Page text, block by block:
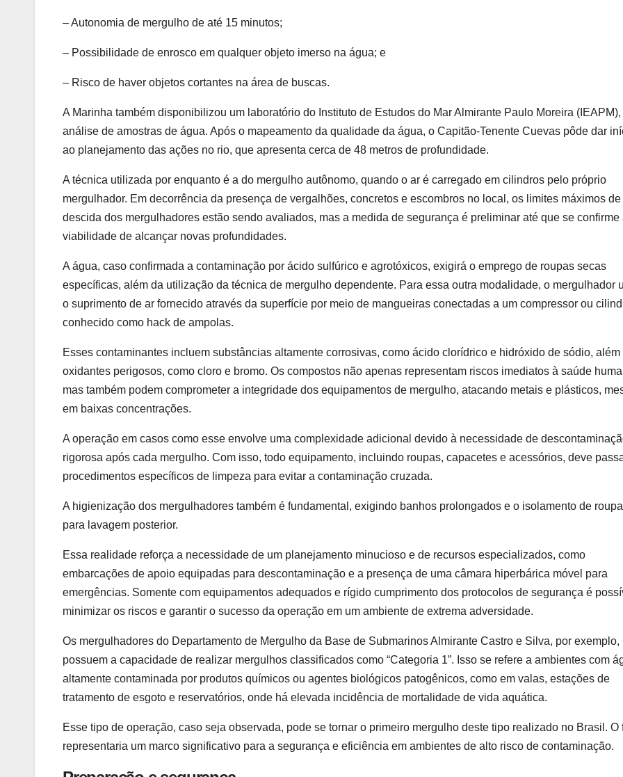
– Autonomia de mergulho de até 15 minutos;
– Possibilidade de enrosco em qualquer objeto imerso na água; e
– Risco de haver objetos cortantes na área de buscas.
A Marinha também disponibilizou um laboratório do Instituto de Estudos do Mar Almirante Paulo Moreira (IEAPM),
análise de amostras de água. Após o mapeamento da qualidade da água, o Capitão-Tenente Cuevas pôde dar
ao planejamento das ações no rio, que apresenta cerca de 48 metros de profundidade.
A técnica utilizada por enquanto é a do mergulho autônomo, quando o ar é carregado em cilindros pelo próprio
mergulhador. Em decorrência da presença de vergalhões, concretos e escombros no local, os limites máximos de
descida dos mergulhadores estão sendo avaliados, mas a medida de segurança é preliminar até que se confirme
viabilidade de alcançar novas profundidades.
A água, caso confirmada a contaminação por ácido sulfúrico e agrotóxicos, exigirá o emprego de roupas secas
específicas, além da utilização da técnica de mergulho dependente. Para essa outra modalidade, o mergulhador
o suprimento de ar fornecido através da superfície por meio de mangueiras conectadas a um compressor ou
conhecido como hack de ampolas.
Esses contaminantes incluem substâncias altamente corrosivas, como ácido clorídrico e hidróxido de sódio, além
oxidantes perigosos, como cloro e bromo. Os compostos não apenas representam riscos imediatos à saúde
mas também podem comprometer a integridade dos equipamentos de mergulho, atacando metais e plásticos,
em baixas concentrações.
A operação em casos como esse envolve uma complexidade adicional devido à necessidade de
rigorosa após cada mergulho. Com isso, todo equipamento, incluindo roupas, capacetes e acessórios, deve
procedimentos específicos de limpeza para evitar a contaminação cruzada.
A higienização dos mergulhadores também é fundamental, exigindo banhos prolongados e o isolamento de
para lavagem posterior.
Essa realidade reforça a necessidade de um planejamento minucioso e de recursos especializados, como
embarcações de apoio equipadas para descontaminação e a presença de uma câmara hiperbárica móvel para
emergências. Somente com equipamentos adequados e rígido cumprimento dos protocolos de segurança é
minimizar os riscos e garantir o sucesso da operação em um ambiente de extrema adversidade.
Os mergulhadores do Departamento de Mergulho da Base de Submarinos Almirante Castro e Silva, por exemplo,
possuem a capacidade de realizar mergulhos classificados como “Categoria 1”. Isso se refere a ambientes com
altamente contaminada por produtos químicos ou agentes biológicos patogênicos, como em valas, estações de
tratamento de esgoto e reservatórios, onde há elevada incidência de mortalidade de vida aquática.
Esse tipo de operação, caso seja observada, pode se tornar o primeiro mergulho deste tipo realizado no Brasil. O
representaria um marco significativo para a segurança e eficiência em ambientes de alto risco de contaminação.